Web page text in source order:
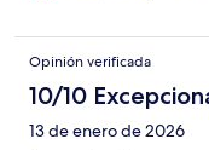
Opinión verificada
10/10
13 de enero de 2026